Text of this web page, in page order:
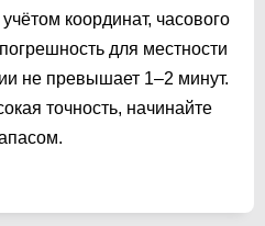
координат, часового
для местности
не превышает 1–2 минут.
точность, начинайте